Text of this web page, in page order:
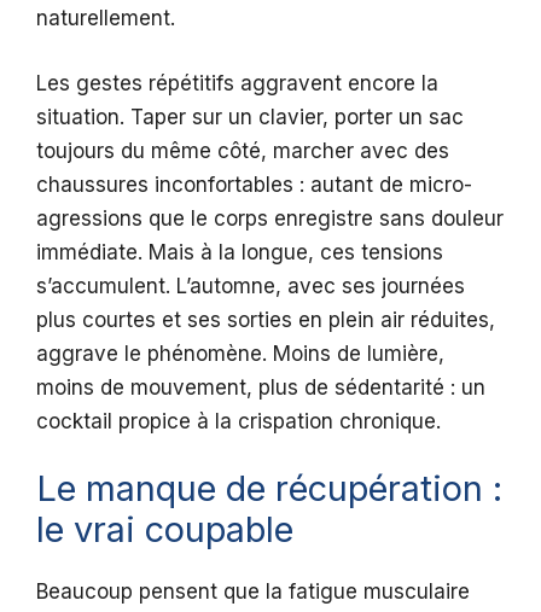
naturellement.
Les gestes répétitifs aggravent encore la
situation. Taper sur un clavier, porter un sac
toujours du même côté, marcher avec des
chaussures inconfortables : autant de micro-
agressions que le corps enregistre sans douleur
immédiate. Mais à la longue, ces tensions
s’accumulent. L’automne, avec ses journées
plus courtes et ses sorties en plein air réduites,
aggrave le phénomène. Moins de lumière,
moins de mouvement, plus de sédentarité : un
cocktail propice à la crispation chronique.
Le manque de récupération :
le vrai coupable
Beaucoup pensent que la fatigue musculaire